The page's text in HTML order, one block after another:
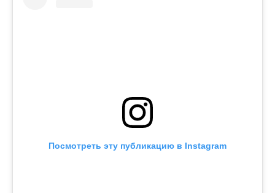
Посмотреть эту публикацию в Instagram